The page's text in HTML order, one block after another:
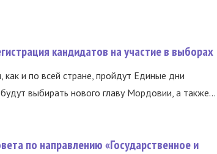
кандидатов на участие в выборах
и по всей стране, пройдут Единые дни
выбирать нового главу Мордовии, а также...
по направлению «Государственное и